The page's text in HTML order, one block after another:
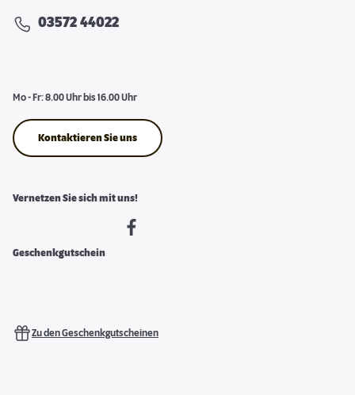
03572 44022
Mo - Fr: 8.00 Uhr bis 16.00 Uhr
Kontaktieren Sie uns
Vernetzen Sie sich mit uns!
Geschenkgutschein
Zu den Geschenkgutscheinen